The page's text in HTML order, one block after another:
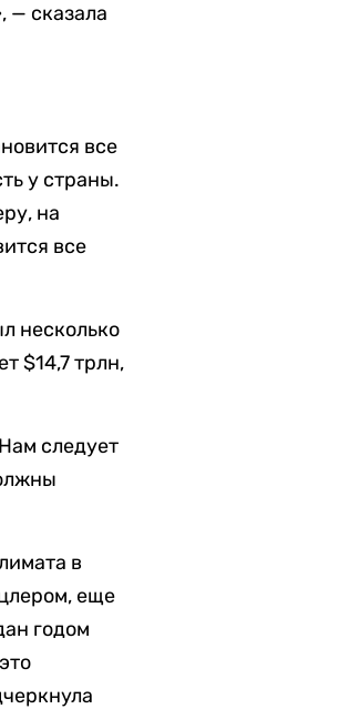
— сказала
все
у страны.
на
все
несколько
$14,7 трлн,
следует
в
еще
годом